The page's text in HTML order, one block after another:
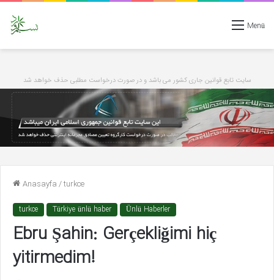
Menü
سایت تابع قوانین جاری کشور می باشد و در صورت درخواست مطلبی حذف خواهد شد
Anasayfa/turkce
turkce Türkiye ünlü haber Ünlü Haberler
Ebru Şahin: Gerçekliğimi hiç
yitirmedim!